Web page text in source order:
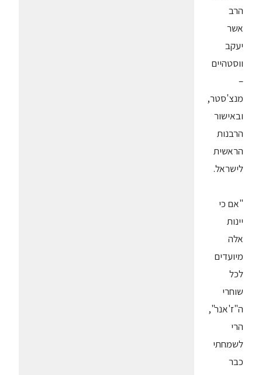
הרב
אשר
יעקב
ווסטהיים
–
מנצ'סטר,
ובאישור
הרבנות
הראשית
לישראל.
"אם כי
יינות
אלה
מיועדים
לכל
שוחרי
ה"ז'אנר",
הרי
לשמחתי
כבר